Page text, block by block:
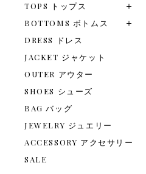
TOPS トップス
BOTTOMS ボトムス
DRESS ドレス
JACKET ジャケット
OUTER アウター
SHOES シューズ
BAG バッグ
JEWELRY ジュエリー
ACCESSORY アクセサリー
SALE